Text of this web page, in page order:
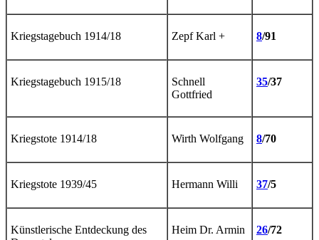
Kriegstagebuch 1914/18 Zepf Karl + 8/91
Kriegstagebuch 1915/18
Schnell
Gottfried
35/37
Kriegstote 1914/18 Wirth Wolfgang 8/70
Kriegstote 1939/45 Hermann Willi 37/5
Künstlerische Entdeckung des
Heim Dr. Armin 26/72